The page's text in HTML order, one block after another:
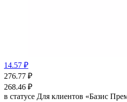
14.57 ₽
276.77 ₽
268.46 ₽
в статусе Для клиентов «Базис